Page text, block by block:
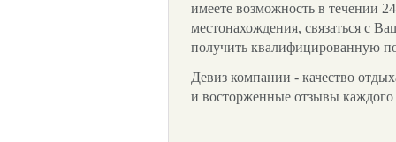
имеете возможность в течении
местонахождения, связаться с
получить квалифицированную
Девиз компании - качество
и восторженные отзывы каждого